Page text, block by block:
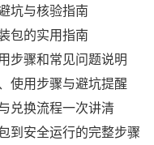
坑与核验指南
包的实用指南
步骤和常见问题说明
使用步骤与避坑提醒
兑换流程一次讲清
到安全运行的完整步骤